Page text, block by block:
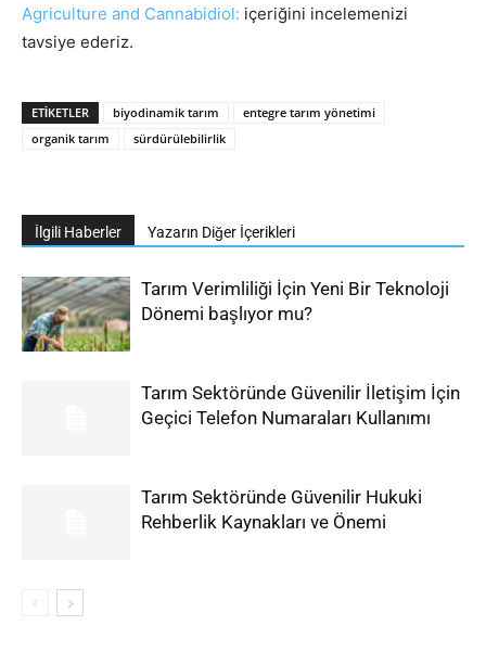
Agriculture and Cannabidiol: içeriğini incelemenizi
tavsiye ederiz.
ETIKETLER biyodinamik tarım
entegre tarım yönetimi
organik tarım
sürdürülebilirlik
İlgili Haberler Yazarın Diğer İçerikleri
Tarım Verimliliği İçin Yeni Bir Teknoloji
Dönemi başlıyor mu?
Tarım Sektöründe Güvenilir İletişim İçin
Geçici Telefon Numaraları Kullanımı
Tarım Sektöründe Güvenilir Hukuki
Rehberlik Kaynakları ve Önemi